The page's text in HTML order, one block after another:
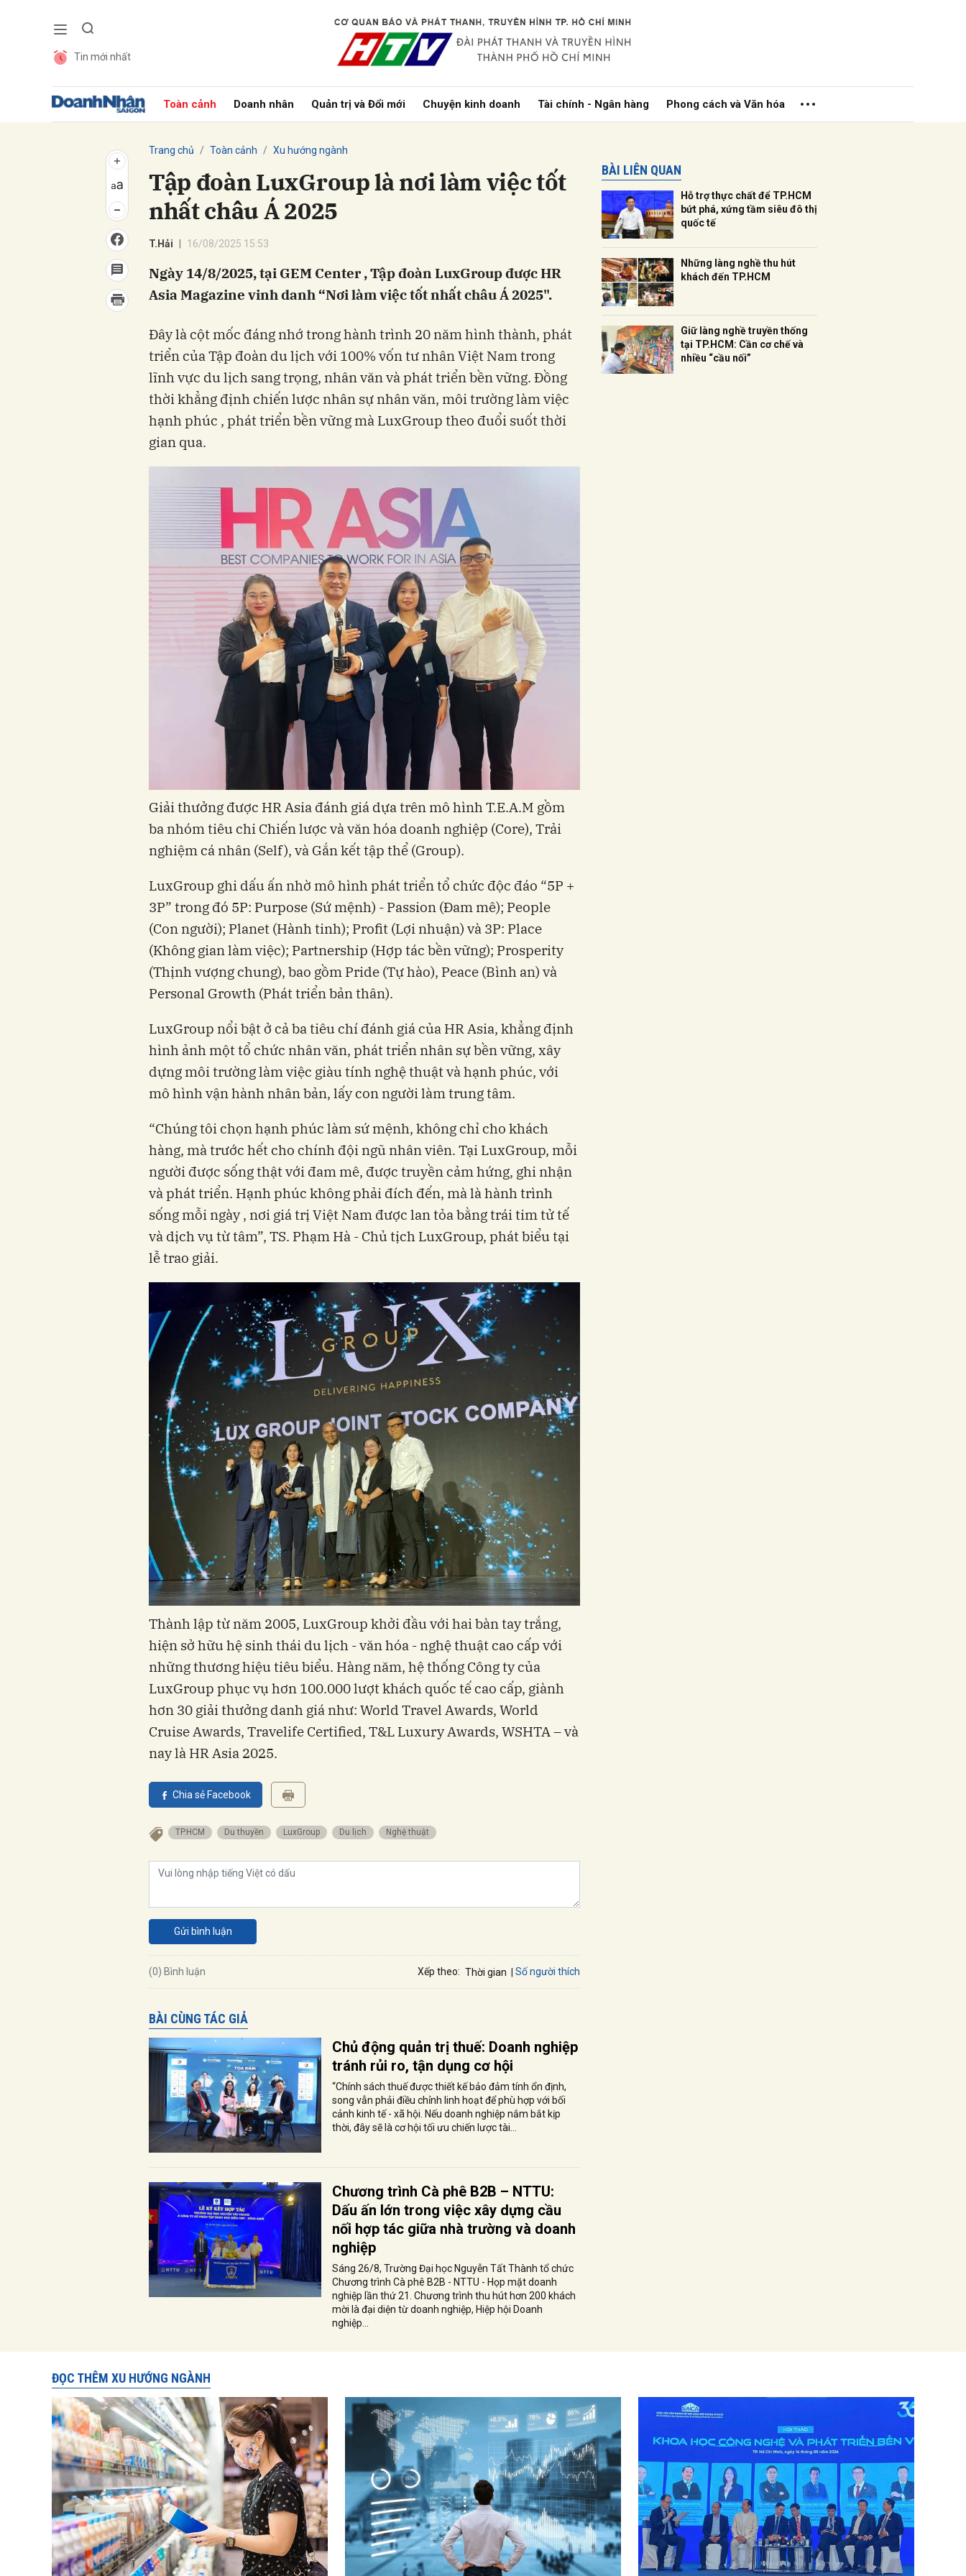
Tin mới nhất
Toàn cảnh Doanh nhân Quản trị và Đổi mới Chuyện kinh doanh Tài chính - Ngân hàng Phong cách và Văn hóa
Trang chủ Toàn cảnh Xu hướng ngành
Tập đoàn LuxGroup là nơi làm việc tốt
nhất châu Á 2025
T.Hải 16/08/2025 15:53
Ngày 14/8/2025, tại GEM Center , Tập đoàn LuxGroup được HR
Asia Magazine vinh danh “Nơi làm việc tốt nhất châu Á 2025".
Đây là cột mốc đáng nhớ trong hành trình 20 năm hình thành, phát
triển của Tập đoàn du lịch với 100% vốn tư nhân Việt Nam trong
lĩnh vực du lịch sang trọng, nhân văn và phát triển bền vững. Đồng
thời khẳng định chiến lược nhân sự nhân văn, môi trường làm việc
hạnh phúc , phát triển bền vững mà LuxGroup theo đuổi suốt thời
gian qua.
Giải thưởng được HR Asia đánh giá dựa trên mô hình T.E.A.M gồm
ba nhóm tiêu chi Chiến lược và văn hóa doanh nghiệp (Core), Trải
nghiệm cá nhân (Self), và Gắn kết tập thể (Group).
LuxGroup ghi dấu ấn nhờ mô hình phát triển tổ chức độc đáo “5P +
3P” trong đó 5P: Purpose (Sứ mệnh) - Passion (Đam mê); People
(Con người); Planet (Hành tinh); Profit (Lợi nhuận) và 3P: Place
(Không gian làm việc); Partnership (Hợp tác bền vững); Prosperity
(Thịnh vượng chung), bao gồm Pride (Tự hào), Peace (Bình an) và
Personal Growth (Phát triển bản thân).
LuxGroup nổi bật ở cả ba tiêu chí đánh giá của HR Asia, khẳng định
hình ảnh một tổ chức nhân văn, phát triển nhân sự bền vững, xây
dựng môi trường làm việc giàu tính nghệ thuật và hạnh phúc, với
mô hình vận hành nhân bản, lấy con người làm trung tâm.
“Chúng tôi chọn hạnh phúc làm sứ mệnh, không chỉ cho khách
hàng, mà trước hết cho chính đội ngũ nhân viên. Tại LuxGroup, mỗi
người được sống thật với đam mê, được truyền cảm hứng, ghi nhận
và phát triển. Hạnh phúc không phải đích đến, mà là hành trình
sống mỗi ngày , nơi giá trị Việt Nam được lan tỏa bằng trái tim tử tế
và dịch vụ từ tâm”, TS. Phạm Hà - Chủ tịch LuxGroup, phát biểu tại
lễ trao giải.
Thành lập từ năm 2005, LuxGroup khởi đầu với hai bàn tay trắng,
hiện sở hữu hệ sinh thái du lịch - văn hóa - nghệ thuật cao cấp với
những thương hiệu tiêu biểu. Hàng năm, hệ thống Công ty của
LuxGroup phục vụ hơn 100.000 lượt khách quốc tế cao cấp, giành
hơn 30 giải thưởng danh giá như: World Travel Awards, World
Cruise Awards, Travelife Certified, T&L Luxury Awards, WSHTA – và
nay là HR Asia 2025.
Chia sẻ Facebook
TP.HCM Du thuyền LuxGroup du lịch nghệ thuật
Gửi bình luận
(0) Bình luận Xếp theo: Thời gian Số người thích
BÀI CÙNG TÁC GIẢ
Chủ động quản trị thuế: Doanh nghiệp
tránh rủi ro, tận dụng cơ hội
“Chính sách thuế được thiết kế bảo đảm tính ổn định,
song vẫn phải điều chỉnh linh hoạt để phù hợp với bối
cảnh kinh tế - xã hội. Nếu doanh nghiệp nắm bắt kịp
thời, đây sẽ là cơ hội tối ưu chiến lược tài...
Chương trình Cà phê B2B – NTTU:
Dấu ấn lớn trong việc xây dựng cầu
nối hợp tác giữa nhà trường và doanh
nghiệp
Sáng 26/8, Trường Đại học Nguyễn Tất Thành tổ chức
Chương trình Cà phê B2B - NTTU - Họp mặt doanh
nghiệp lần thứ 21. Chương trình thu hút hơn 200 khách
mời là đại diện từ doanh nghiệp, Hiệp hội Doanh
nghiệp...
BÀI LIÊN QUAN
Hỗ trợ thực chất để TP.HCM
bứt phá, xứng tầm siêu đô thị
quốc tế
Những làng nghề thu hút
khách đến TP.HCM
Giữ làng nghề truyền thống
tại TP.HCM: Cần cơ chế và
nhiều “cầu nối”
ĐỌC THÊM XU HƯỚNG NGÀNH
Gửi